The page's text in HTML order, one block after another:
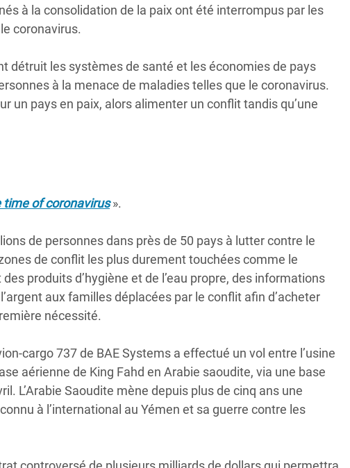
à la consolidation de la paix ont été interrompus par les
coronavirus.
détruit les systèmes de santé et les économies de pays
à la menace de maladies telles que le coronavirus.
un pays en paix, alors alimenter un conflit tandis qu’une
time of coronavirus».
de personnes dans près de 50 pays à lutter contre le
de conflit les plus durement touchées comme le
produits d’hygiène et de l’eau propre, des informations
aux familles déplacées par le conflit afin d’acheter
nécessité.
cargo 737 de BAE Systems a effectué un vol entre l’usine
aérienne de King Fahd en Arabie saoudite, via une base
L’Arabie Saoudite mène depuis plus de cinq ans une
à l’international au Yémen et sa guerre contre les